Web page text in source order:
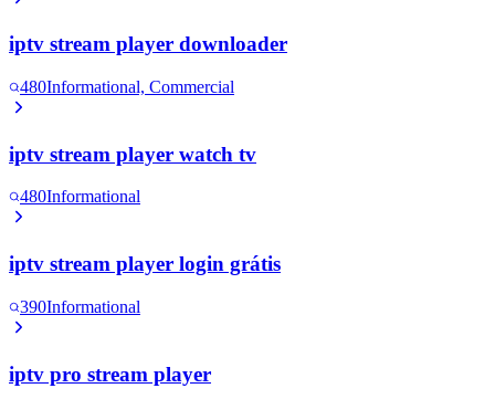
iptv stream player downloader
480Informational, Commercial
iptv stream player watch tv
480Informational
iptv stream player login grátis
390Informational
iptv pro stream player